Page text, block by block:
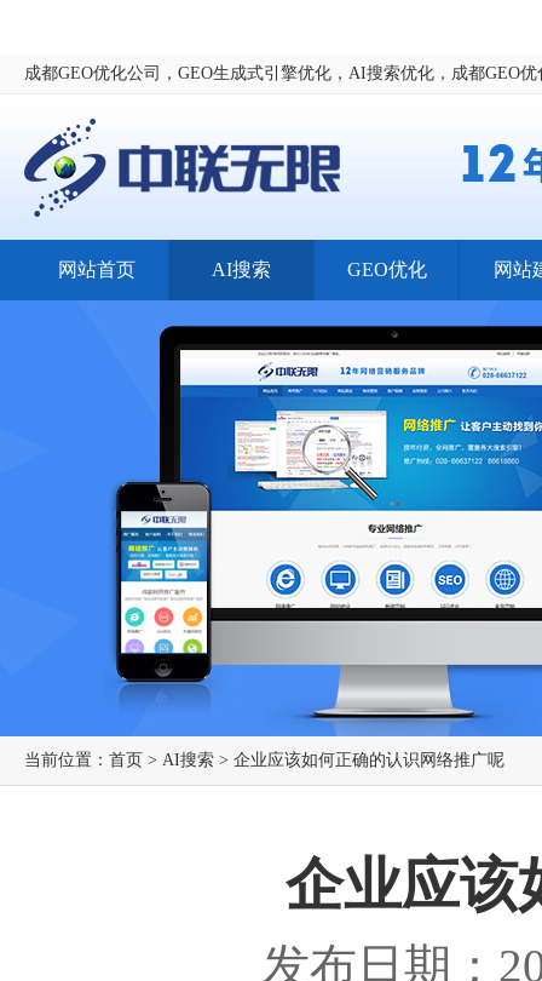
成都GEO优化公司，GEO生成式引擎优化，AI搜索优化，成都GEO
网站首页 AI搜索 GEO优化 网站
当前位置： 首页 > AI搜索 > 企业应该如何正确的认识网络推广呢
企业应该
发布日期：